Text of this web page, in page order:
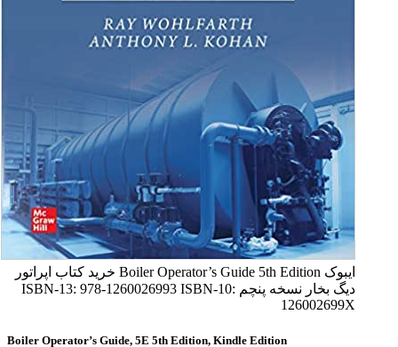
ایبوک Boiler Operator’s Guide 5th Edition خرید کتاب اپراتور
دیگ بخار نسخه پنچم ISBN-13: 978-1260026993 ISBN-10:
126002699X
Boiler Operator’s Guide, 5E 5th Edition, Kindle Edition